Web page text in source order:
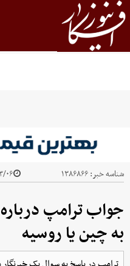
شناسه خبر:۱۳۸۶۸۶۶
جواب ترامپ درباره
به چین یا روسیه